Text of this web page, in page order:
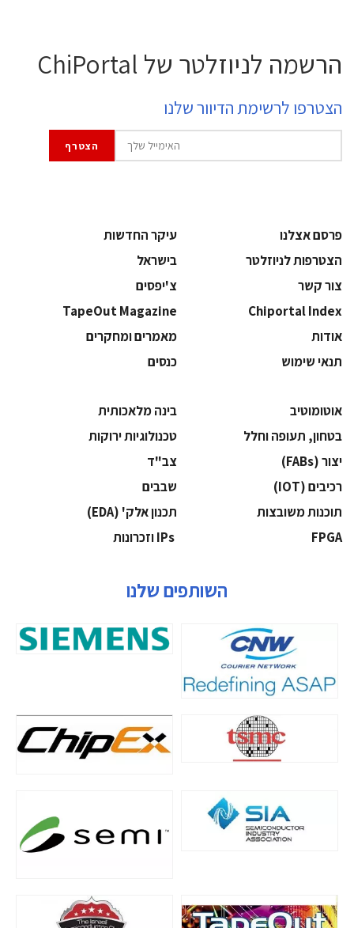
הרשמה לניוזלטר של ChiPortal
הצטרפו לרשימת הדיוור שלנו
פרסם אצלנו
עיקר החדשות
הצטרפות לניוזלטר
בישראל
צור קשר
צ'יפסים
Chiportal Index
TapeOut Magazine
אודות
מאמרים ומחקרים
תנאי שימוש
כנסים
אוטומוטיב
בינה מלאכותית
בטחון, תעופה וחלל
‫טכנולוגיות ירוקות‬
‫יצור (‪(FABs‬‬
‫צב"ד‬
‫רכיבים‬ (IOT)
‫שבבים‬
‫תוכנות משובצות‬
‫תכנון אלק' (‪(EDA‬‬
‫‪FPGA‬‬
השותפים שלנו